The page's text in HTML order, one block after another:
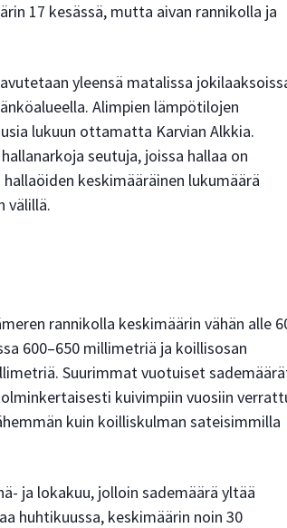
17 kesässä, mutta aivan rannikolla ja
yleensä matalissa
Alimpien lämpötilojen
lukuun ottamatta Karvian Alkkia.
seutuja, joissa hallaa on
keskimääräinen lukumäärä
välillä.
rannikolla keskimäärin vähän alle
600–650 millimetriä ja koillisosan
Suurimmat vuotuiset
kuivimpiin vuosiin
kuin koilliskulman sateisimmilla
ja lokakuu, jolloin sademäärä yltää
huhtikuussa, keskimäärin noin 30